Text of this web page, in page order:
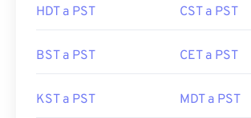
HDT a PST CST a PST
BST a PST CET a PST
KST a PST MDT a PST